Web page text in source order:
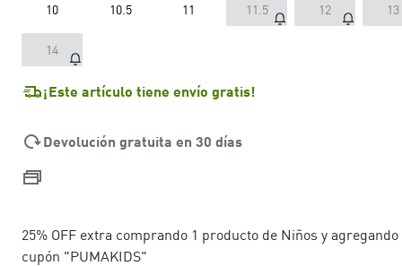
10 10.5 11 11.5 12 13
14
¡Este artículo tiene envío gratis!
Devolución gratuita en 30 días
25% OFF extra comprando 1 producto de Niños y
cupón "PUMAKIDS"